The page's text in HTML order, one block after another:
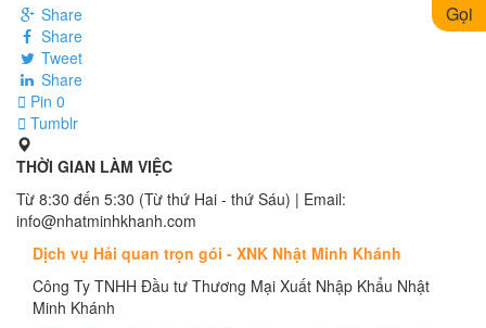
Share
Share
Tweet
Share
Pin 0
Tumblr
THỜI GIAN LÀM VIỆC
Từ 8:30 đến 5:30 (Từ thứ Hai - thứ Sáu) | Email:
info@nhatminhkhanh.com
Dịch vụ Hải quan trọn gói - XNK Nhật Minh Khánh
Công Ty TNHH Đầu tư Thương Mại Xuất Nhập Khẩu Nhật
Minh Khánh
Gọi